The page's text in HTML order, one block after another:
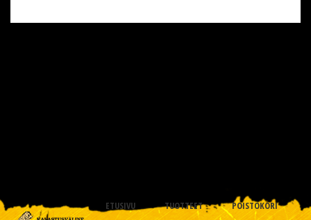
ETUSIVU TUOTTEET
POISTOKORI